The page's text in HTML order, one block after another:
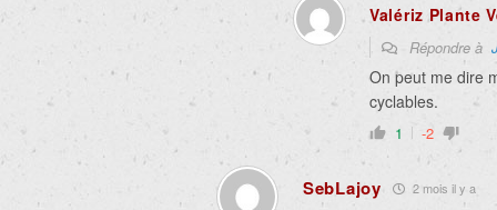
Valériz Plante
Répondre à
On peut me dire
cyclables.
1 -2
SebLajoy 2 mois il y a